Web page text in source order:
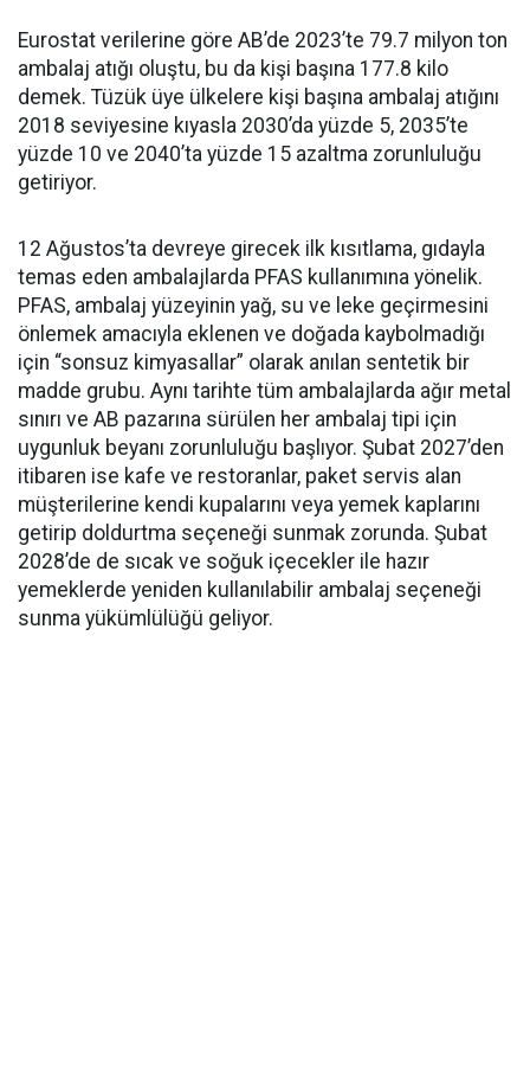
Eurostat verilerine göre AB’de 2023’te 79.7 milyon ton
ambalaj atığı oluştu, bu da kişi başına 177.8 kilo
demek. Tüzük üye ülkelere kişi başına ambalaj atığını
2018 seviyesine kıyasla 2030’da yüzde 5, 2035’te
yüzde 10 ve 2040’ta yüzde 15 azaltma zorunluluğu
getiriyor.
12 Ağustos’ta devreye girecek ilk kısıtlama, gıdayla
temas eden ambalajlarda PFAS kullanımına yönelik.
PFAS, ambalaj yüzeyinin yağ, su ve leke geçirmesini
önlemek amacıyla eklenen ve doğada kaybolmadığı
için “sonsuz kimyasallar” olarak anılan sentetik bir
madde grubu. Aynı tarihte tüm ambalajlarda ağır metal
sınırı ve AB pazarına sürülen her ambalaj tipi için
uygunluk beyanı zorunluluğu başlıyor. Şubat 2027’den
itibaren ise kafe ve restoranlar, paket servis alan
müşterilerine kendi kupalarını veya yemek kaplarını
getirip doldurtma seçeneği sunmak zorunda. Şubat
2028’de de sıcak ve soğuk içecekler ile hazır
yemeklerde yeniden kullanılabilir ambalaj seçeneği
sunma yükümlülüğü geliyor.